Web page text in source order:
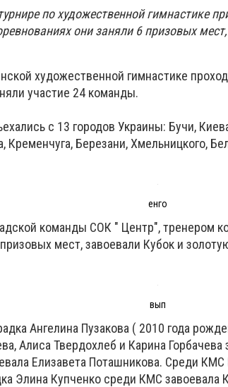
по художественной гимнастике
они заняли 6 призовых
художественной гимнастике
участие 24 команды.
с 13 городов Украины: Бучи,
Березани, Хмельницкого,
енго
команды СОК " Центр", тренером
мест, завоевали Кубок и
вып
Ангелина Пузакова ( 2010 года
Алиса Твердохлеб и Карина
Елизавета Поташникова. Среди КМС
Элина Купченко среди КМС завоевала